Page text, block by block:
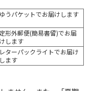
ゆうパケットでお届けします
定形外郵便(簡易書留)でお届
けします
レターパックライトでお届け
します